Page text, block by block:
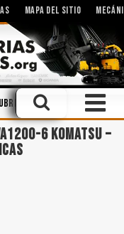
MAPA DEL SITIO
Cabinas
6 KOMATSU –